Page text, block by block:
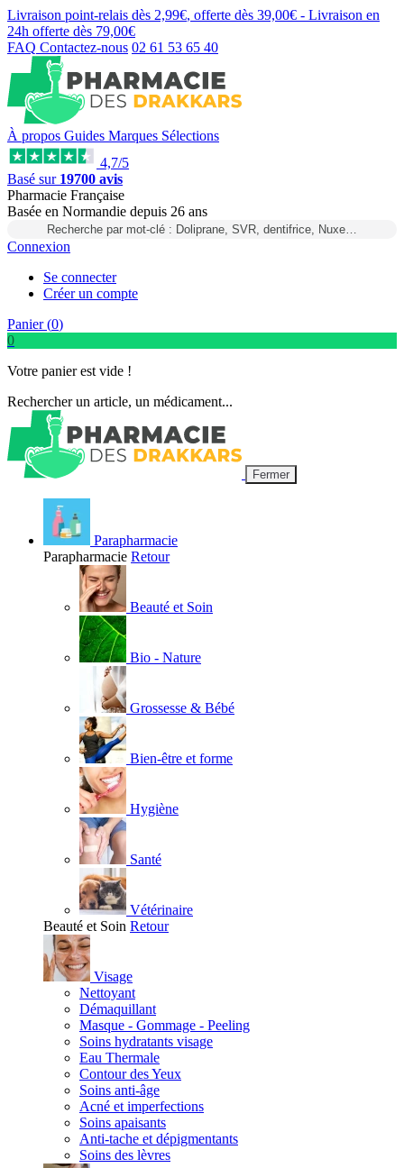
Livraison point-relais dès 2,99€, offerte dès 39,00€ - Livraison en
24h offerte dès 79,00€
FAQ Contactez-nous 02 61 53 65 40
À propos Guides Marques Sélections
4,7/5
Basé sur 19700 avis
Pharmacie Française
Basée en Normandie depuis 26 ans
Recherche par mot-clé : Doliprane, SVR, dentifrice, Nuxe…
Connexion
Se connecter
Créer un compte
Panier (0)
0
Votre panier est vide !
Rechercher un article, un médicament...
Fermer
Parapharmacie
Parapharmacie Retour
Beauté et Soin
Bio - Nature
Grossesse & Bébé
Bien-être et forme
Hygiène
Santé
Vétérinaire
Beauté et Soin Retour
Visage
Nettoyant
Démaquillant
Masque - Gommage - Peeling
Soins hydratants visage
Eau Thermale
Contour des Yeux
Soins anti-âge
Acné et imperfections
Soins apaisants
Anti-tache et dépigmentants
Soins des lèvres